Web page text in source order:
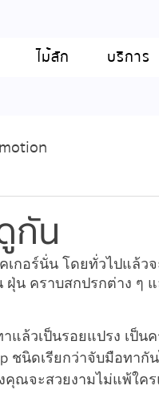
ไม้สัก บริการ
กัน
เกอร์นั่น โดยทั่วไปแล้ว
น คราบสกปรกต่าง ๆ
ล้วเป็นรอยแปรง เป็นค
ชนิดเรียกว่าจับมือทากั
คุณจะสวยงามไม่แพ้ใค